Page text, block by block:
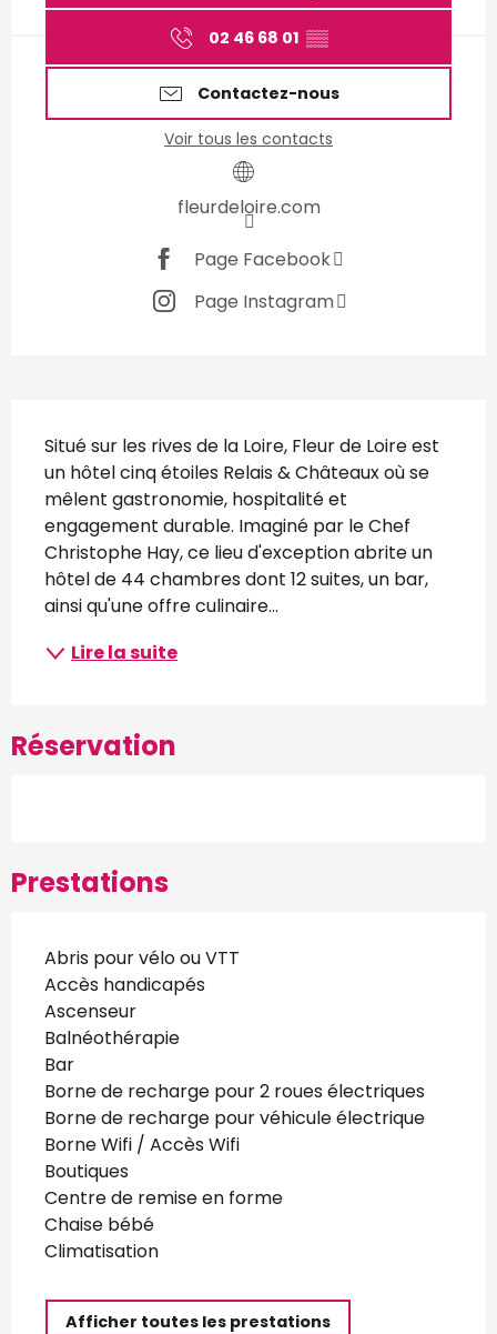
02 46 68 01 ▒▒
Contactez-nous
Voir tous les contacts
fleurdeloire.com
Page Facebook
Page Instagram
Description
Situé sur les rives de la Loire, Fleur de Loire est
un hôtel cinq étoiles Relais & Châteaux où se
mêlent gastronomie, hospitalité et
engagement durable. Imaginé par le Chef
Christophe Hay, ce lieu d'exception abrite un
hôtel de 44 chambres dont 12 suites, un bar,
ainsi qu'une offre culinaire...
Lire la suite
Réservation
Prestations
Abris pour vélo ou VTT
Accès handicapés
Ascenseur
Balnéothérapie
Bar
Borne de recharge pour 2 roues électriques
Borne de recharge pour véhicule électrique
Borne Wifi / Accès Wifi
Boutiques
Centre de remise en forme
Chaise bébé
Climatisation
Afficher toutes les prestations